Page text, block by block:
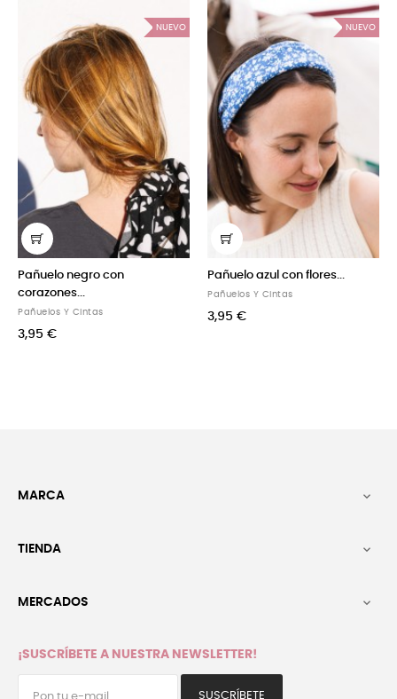
NUEVO
negro con
Y Cintas
Pañuelo azul con flores...
Pañuelos Y Cintas
MARCA 
TIENDA 
MERCADOS 
¡SUSCRÍBETE A NUESTRA NEWSLETTER!
SUSCRÍBETE